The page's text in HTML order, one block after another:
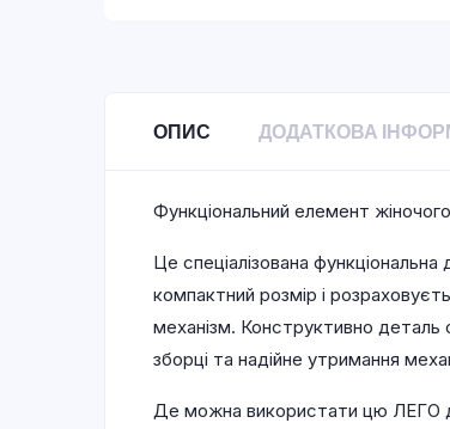
ОПИС ДОДАТКОВА
Функціональний елемент
Це спеціалізована
компактний розмір і
механізм. Конструктивно деталь
зборці та надійне утримання
Де можна використати цю ЛЕГО